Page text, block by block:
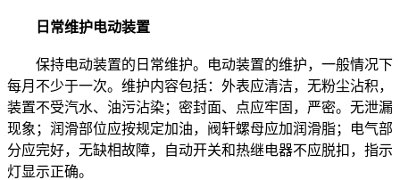
日常维护电动装置
保持电动装置的日常维护。电动装置的维护，一般情况下
每月不少于一次。维护内容包括：外表应清洁，无粉尘沾积，
装置不受汽水、油污沾染；密封面、点应牢固，严密。无泄漏
现象；润滑部位应按规定加油，阀轩螺母应加润滑脂；电气部
分应完好，无缺相故障，自动开关和热继电器不应脱扣，指示
灯显示正确。